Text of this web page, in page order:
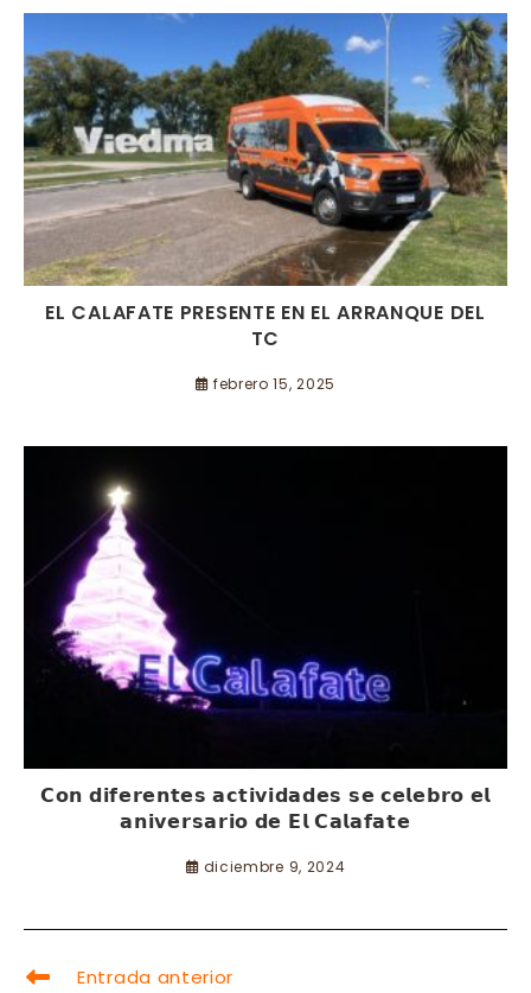
EL CALAFATE PRESENTE EN EL ARRANQUE DEL
TC
febrero 15, 2025
𝗖𝗼𝗻 𝗱𝗶𝗳𝗲𝗿𝗲𝗻𝘁𝗲𝘀 𝗮𝗰𝘁𝗶𝘃𝗶𝗱𝗮𝗱𝗲𝘀 𝘀𝗲 𝗰𝗲𝗹𝗲𝗯𝗿𝗼 𝗲𝗹
𝗮𝗻𝗶𝘃𝗲𝗿𝘀𝗮𝗿𝗶𝗼 𝗱𝗲 𝗘𝗹 𝗖𝗮𝗹𝗮𝗳𝗮𝘁𝗲
diciembre 9, 2024
LEER
Entrada anterior